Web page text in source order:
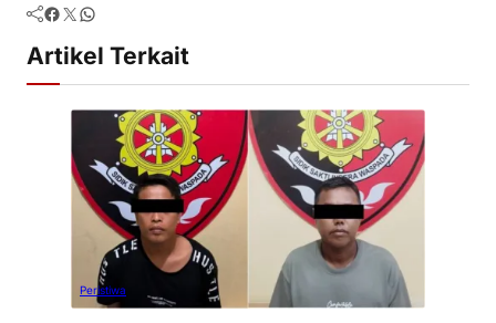
Facebook Twitter WhatsApp
Artikel Terkait
Peristiwa